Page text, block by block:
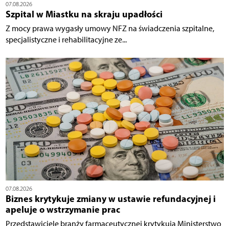
07.08.2026
Szpital w Miastku na skraju upadłości
Z mocy prawa wygasły umowy NFZ na świadczenia szpitalne,
specjalistyczne i rehabilitacyjne ze...
07.08.2026
Biznes krytykuje zmiany w ustawie refundacyjnej i
apeluje o wstrzymanie prac
Przedstawiciele branży farmaceutycznej krytykują Ministerstwo